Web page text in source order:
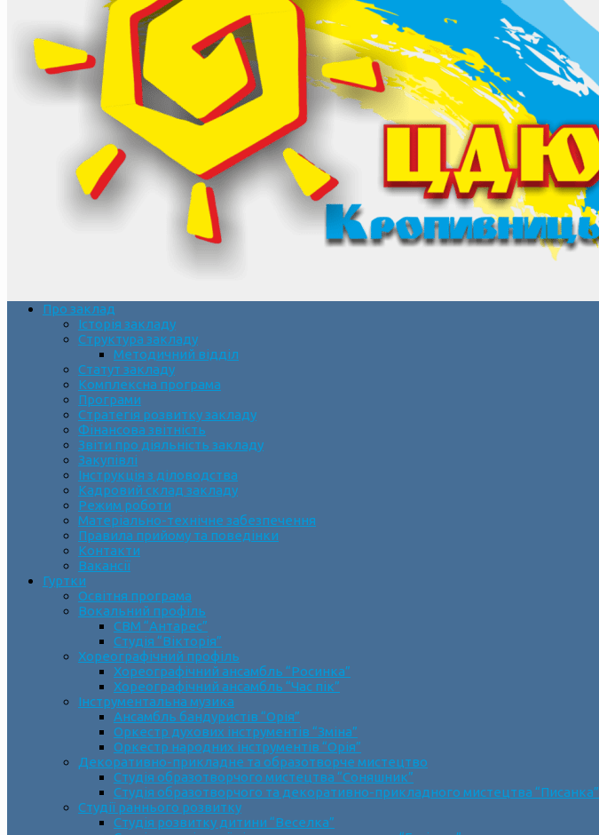
Про заклад
Історія закладу
Структура закладу
Методичний відділ
Статут закладу
Комплексна програма
Програми
Стратегія розвитку закладу
Фінансова звітність
Звіти про діяльність закладу
Закупівлі
Інструкція з діловодства
Кадровий склад закладу
Режим роботи
Матеріально-технічне забезпечення
Правила прийому та поведінки
Контакти
Вакансії
Гуртки
Освітня програма
Вокальний профіль
СВМ “Антарес”
Студія “Вікторія”
Хореографічний профіль
Хореографічний ансамбль “Росинка”
Хореографічний ансамбль “Час пік”
Інструментальна музика
Ансамбль бандуристів “Орія”
Оркестр духових інструментів “Зміна”
Оркестр народних інструментів “Орія”
Декоративно-прикладне та образотворче мистецтво
Cтудія образотворчого мистецтва “Соняшник”
Студія образотворчого та декоративно-прикладного мистецтва “Писанка”
Студії раннього розвитку
Студія розвитку дитини “Веселка”